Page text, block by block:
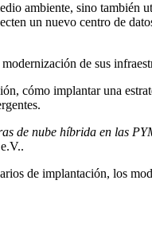
ambiente, sino también
un nuevo centro de
de sus
cómo implantar una
de nube híbrida en las
de implantación, los